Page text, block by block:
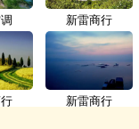
新雷商行
新雷商行